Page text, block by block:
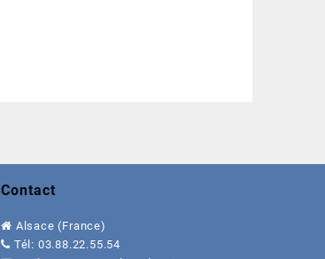
Contact
Alsace (France)
Tél: 03.88.22.55.54